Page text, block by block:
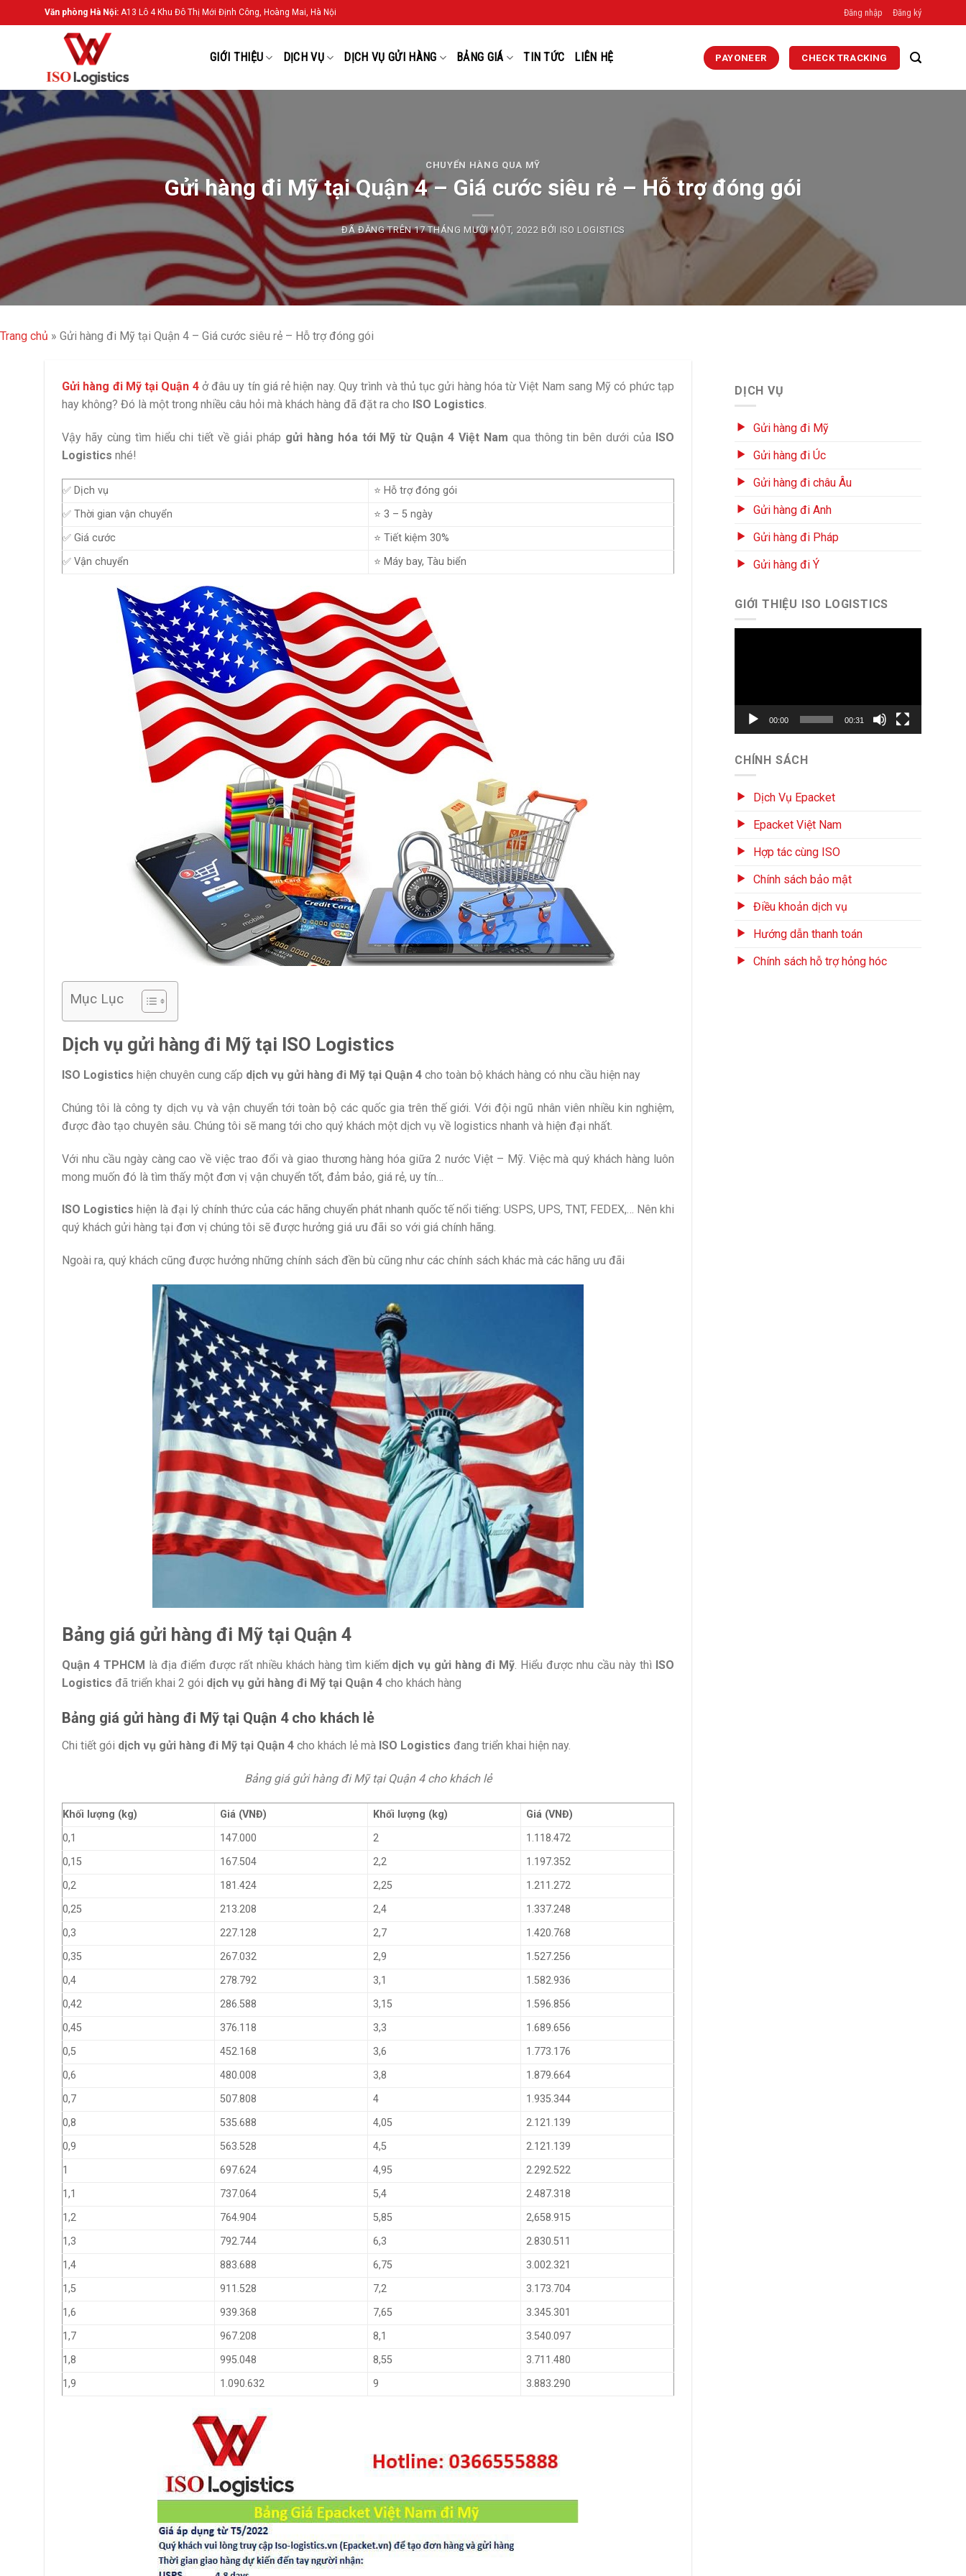
đến
Văn phòng Hà Nội: A13 Lô 4 Khu Đô Thị Mới Định Công, Hoàng Mai, Hà Nội Đăng nhập Đăng ký
GIỚI THIỆU DỊCH VỤ DỊCH VỤ GỬI HÀNG BẢNG GIÁ TIN TỨC LIÊN HỆ PAYONEER CHECK TRACKING
CHUYỂN HÀNG QUA MỸ
Gửi hàng đi Mỹ tại Quận 4 – Giá cước siêu rẻ – Hỗ trợ đóng gói
ĐÃ ĐĂNG TRÊN17 THÁNG MƯỜI MỘT, 2022 BỞI ISO LOGISTICS
Trang chủ » Gửi hàng đi Mỹ tại Quận 4 – Giá cước siêu rẻ – Hỗ trợ đóng gói
Gửi hàng đi Mỹ tại Quận 4ở đâu uy tín giá rẻ hiện nay. Quy trình và thủ tục gửi hàng hóa từ Việt Nam sang Mỹ có phức tạp
hay không? Đó là một trong nhiều câu hỏi mà khách hàng đã đặt ra cho ISO Logistics
Vậy hãy cùng tìm hiểu chi tiết về giải pháp gửi hàng hóa tới Mỹ từ Quận 4 Việt Nam qua thông tin bên dưới của ISO
Logistics nhé!
✅ Dịch vụ
⭐ Hỗ trợ đóng gói
✅ Thời gian vận chuyển
⭐ 3 – 5 ngày
✅ Giá cước
⭐ Tiết kiệm 30%
✅ Vận chuyển
⭐ Máy bay, Tàu biển
Mục Lục
Dịch vụ gửi hàng đi Mỹ tại ISO Logistics
ISO Logistics hiện chuyên cung cấp dịch vụ gửi hàng đi Mỹ tại Quận 4 cho toàn bộ khách hàng có nhu cầu hiện nay
Chúng tôi là công ty dịch vụ và vận chuyển tới toàn bộ các quốc gia trên thế giới. Với đội ngũ nhân viên nhiều kin nghiệm,
được đào tạo chuyên sâu. Chúng tôi sẽ mang tới cho quý khách một dịch vụ về logistics nhanh và hiện đại nhất.
Với nhu cầu ngày càng cao về việc trao đổi và giao thương hàng hóa giữa 2 nước Việt – Mỹ. Việc mà quý khách hàng luôn
mong muốn đó là tìm thấy một đơn vị vận chuyển tốt, đảm bảo, giá rẻ, uy tín…
ISO Logistics hiện là đại lý chính thức của các hãng chuyển phát nhanh quốc tế nổi tiếng: USPS, UPS, TNT, FEDEX,… Nên khi
quý khách gửi hàng tại đơn vị chúng tôi sẽ được hưởng giá ưu đãi so với giá chính hãng.
Ngoài ra, quý khách cũng được hưởng những chính sách đền bù cũng như các chính sách khác mà các hãng ưu đãi
Bảng giá gửi hàng đi Mỹ tại Quận 4
Quận 4 TPHCM là địa điểm được rất nhiều khách hàng tìm kiếm dịch vụ gửi hàng đi Mỹ . Hiểu được nhu cầu này thì ISO
Logistics đã triển khai 2 gói dịch vụ gửi hàng đi Mỹ tại Quận 4 cho khách hàng
Bảng giá gửi hàng đi Mỹ tại Quận 4 cho khách lẻ
Chi tiết gói dịch vụ gửi hàng đi Mỹ tại Quận 4 cho khách lẻ mà ISO Logistics đang triển khai hiện nay.
Bảng giá gửi hàng đi Mỹ tại Quận 4 cho khách lẻ
Khối lượng (kg) Giá (VNĐ) Khối lượng (kg)
Giá (VNĐ)
0,1
147.000 2
1.118.472
0,15
167.504 2,2
1.197.352
0,2
181.424 2,25
1.211.272
0,25
213.208 2,4
1.337.248
0,3
227.128 2,7
1.420.768
0,35
267.032 2,9
1.527.256
0,4
278.792 3,1
1.582.936
0,42
286.588 3,15
1.596.856
0,45
376.118 3,3
1.689.656
0,5
452.168 3,6
1.773.176
0,6
480.008 3,8
1.879.664
0,7
507.808 4
1.935.344
0,8
535.688 4,05
2.121.139
0,9
563.528 4,5
2.121.139
1
697.624 4,95
2.292.522
1,1
737.064 5,4
2.487.318
1,2
764.904 5,85
2,658.915
1,3
792.744 6,3
2.830.511
1,4
883.688 6,75
3.002.321
1,5
911.528 7,2
3.173.704
1,6
939.368 7,65
3.345.301
1,7
967.208 8,1
3.540.097
1,8
995.048 8,55
3.711.480
1,9
1.090.632 9 3.883.290
DỊCH VỤ
Gửi hàng đi Mỹ
Gửi hàng đi Úc
Gửi hàng đi châu Âu
Gửi hàng đi Anh
Gửi hàng đi Pháp
Gửi hàng đi Ý
GIỚI THIỆU ISO LOGISTICS
00:00 00:31
CHÍNH SÁCH
Dịch Vụ Epacket
Epacket Việt Nam
Hợp tác cùng ISO
Chính sách bảo mật
Điều khoản dịch vụ
Hướng dẫn thanh toán
Chính sách hỗ trợ hỏng hóc